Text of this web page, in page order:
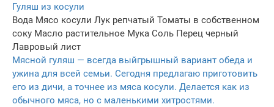
Гуляш из косули
Вода Мясо косули Лук репчатый Томаты в собственном
соку Масло растительное Мука Соль Перец черный
Лавровый лист
Мясной гуляш — всегда выйгрышный вариант обеда и
ужина для всей семьи. Сегодня предлагаю приготовить
его из дичи, а точнее из мяса косули. Делается как из
обычного мяса, но с маленькими хитростями.